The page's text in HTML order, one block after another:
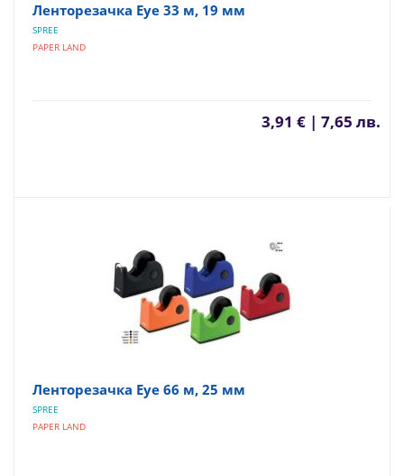
Ленторезачка Eye 33 м, 19 мм
SPREE
PAPER LAND
3,91 € | 7,65 лв.
Ленторезачка Eye 66 м, 25 мм
SPREE
PAPER LAND